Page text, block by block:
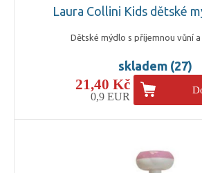
Laura Collini Kids dětské
Dětské mýdlo s příjemnou vůní
skladem (27)
21,40 Kč
0,9 EUR